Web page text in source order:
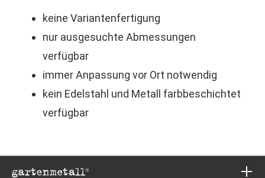
keine Variantenfertigung
nur ausgesuchte Abmessungen
verfügbar
immer Anpassung vor Ort notwendig
kein Edelstahl und Metall farbbeschichtet
verfügbar